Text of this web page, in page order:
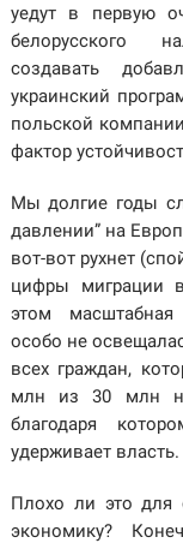
уедут в первую
белорусского
создавать
украинский
польской
фактор
Мы долгие годы
давлении” на
вот-вот рухнет
цифры миграции
этом
особо не
всех граждан,
млн из 30 млн
благодаря
удерживает власть.
Плохо ли это для
экономику?